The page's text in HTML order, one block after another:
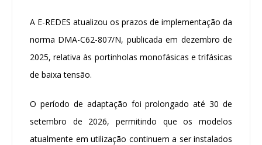
A E-REDES atualizou os prazos de implementação da
norma DMA-C62-807/N, publicada em dezembro de
2025, relativa às portinholas monofásicas e trifásicas
de baixa tensão.
O período de adaptação foi prolongado até 30 de
setembro de 2026, permitindo que os modelos
atualmente em utilização continuem a ser instalados